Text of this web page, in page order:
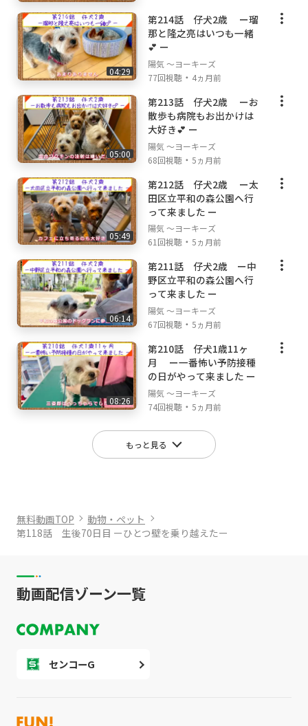
04:29
第214話 仔犬2歳 ー瑠
那と隆之亮はいつも一緒
💕 ー
陽気 ～ヨーキーズ
77回視聴 ・ 4ヵ月前
05:00
第213話 仔犬2歳 ーお
散歩も病院もお出かけは
大好き💕 ー
陽気 ～ヨーキーズ
68回視聴 ・5ヵ月前
05:49
第212話 仔犬2歳 ー太
田区立平和の森公園へ行
って来ました ー
陽気 ～ヨーキーズ
61回視聴 ・5ヵ月前
06:14
第211話 仔犬2歳 ー中
野区立平和の森公園へ行
って来ました ー
陽気 ～ヨーキーズ
67回視聴 ・5ヵ月前
08:26
第210話 仔犬1歳11ヶ
月 ー一番怖い予防接種
の日がやって来ました ー
陽気 ～ヨーキーズ
74回視聴 ・5ヵ月前
もっと見る
無料動画TOP
動物・ペット
第118話 生後70日目 ーひとつ壁を乗り越えたー
動画配信ゾーン一覧
センコーG